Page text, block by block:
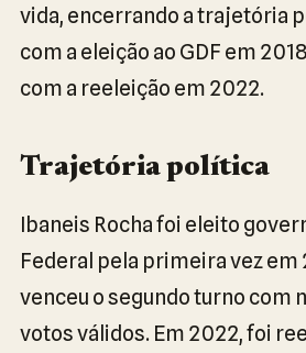
vida, encerrando a trajetória
com a eleição ao GDF em
com a reeleição em 2022.
Trajetória política
Ibaneis Rocha foi eleito
Federal pela primeira vez em
venceu o segundo turno com
votos válidos. Em 2022, foi